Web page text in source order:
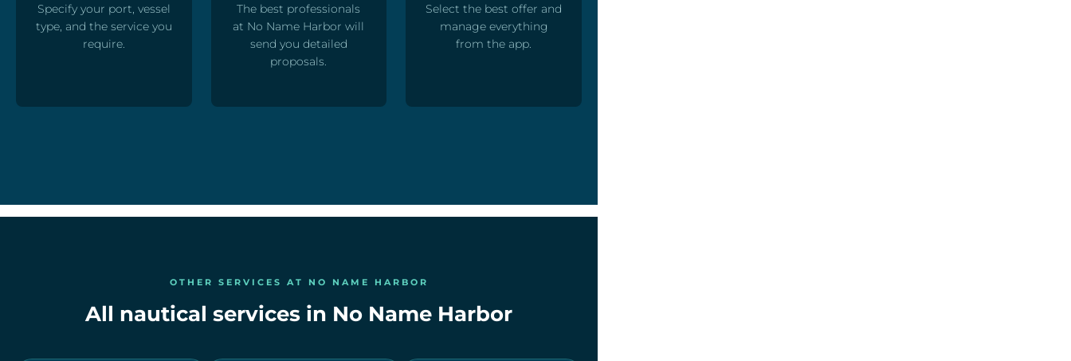
Specify your port, vessel
type, and the service you
require.
The best professionals
at No Name Harbor will
send you detailed
proposals.
Select the best offer and
manage everything
from the app.
OTHER SERVICES AT NO NAME HARBOR
All nautical services in No Name Harbor